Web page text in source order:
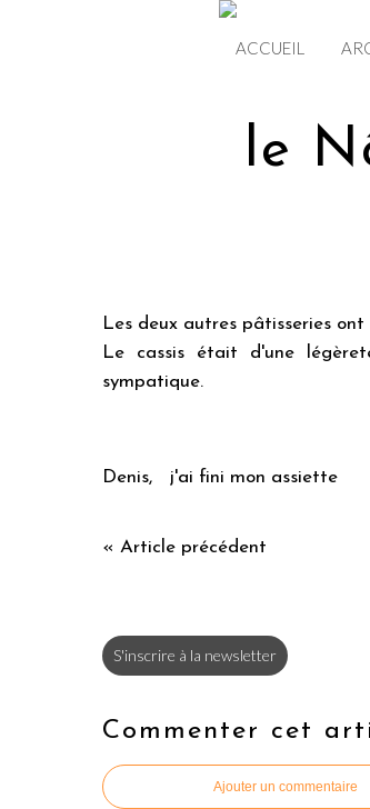
ACCUEIL
le
Les deux autres pâtisseries
Le cassis était d'une
sympatique.
Denis, j'ai fini mon assiette
« Article précédent
S'inscrire à la newsletter
Commenter cet
Ajouter un commentaire